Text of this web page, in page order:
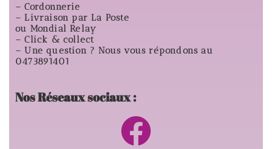
– Cordonnerie
– Livraison par La Poste
ou Mondial Relay
– Click & collect
– Une question ? Nous vous répondons au
0473891401
Nos Réseaux sociaux :